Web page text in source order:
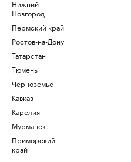
Нижний
Новгород
Пермский край
Ростов-на-Дону
Татарстан
Тюмень
Черноземье
Кавказ
Карелия
Мурманск
Приморский
край